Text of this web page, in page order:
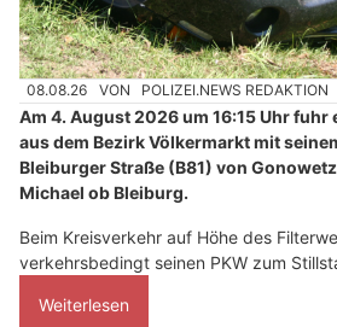
08.08.26 VON POLIZEI.NEWS REDAKTION
Am 4. August 2026 um 16:15 Uhr
aus dem Bezirk Völkermarkt mit
Bleiburger Straße (B81) von
Michael ob Bleiburg.
Beim Kreisverkehr auf Höhe des
verkehrsbedingt seinen PKW zum
Weiterlesen